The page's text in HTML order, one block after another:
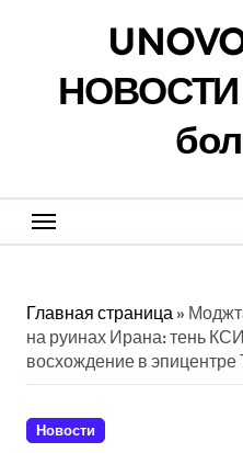
НОВОСТИ
Главная страница»
на руинах Ирана: тень
восхождение в
Новости